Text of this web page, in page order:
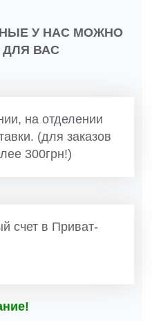
У НАС МОЖНО
ВАС
на отделении
(для заказов
300грн!)
счет в Приват-